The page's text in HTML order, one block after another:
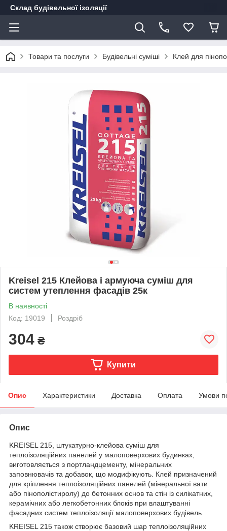
Склад будівельної ізоляції
Товари та послуги Будівельні суміші Клей для
Kreisel 215 Клейова і армуюча суміш для
систем утеплення фасадів 25к
В наявності
Код: 19019
Роздріб
304 ₴
Купити
Опис Характеристики Доставка Оплата Умови
Опис
KREISEL 215, штукатурно-клейова суміш для
теплоізоляційних панелей у малоповерхових будинках,
виготовляється з портландцементу, мінеральних
заповнювачів та добавок, що модифікують. Клей призначений
для кріплення теплоізоляційних панелей (мінеральної вати
або пінополістиролу) до бетонних основ та стін із силікатних,
керамічних або легкобетонних блоків при влаштуванні
фасадних систем теплоізоляції малоповерхових будівель.
KREISEL 215 також створює базовий шар теплоізоляційних